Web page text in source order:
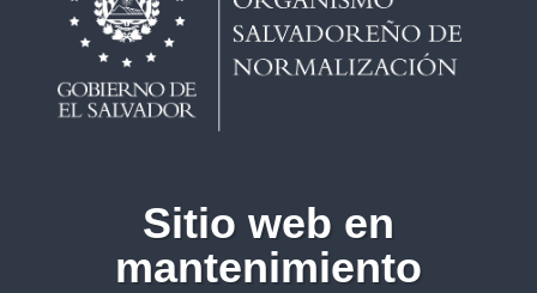
Sitio web en
mantenimiento